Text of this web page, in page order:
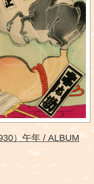
）午年 ALBUM